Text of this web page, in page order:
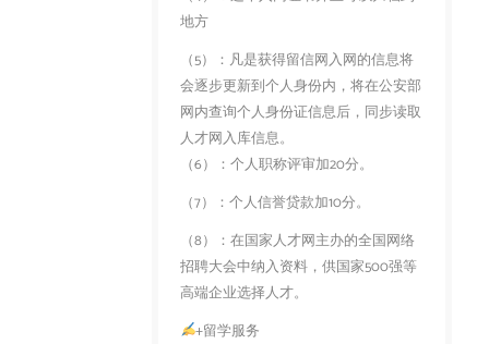
地方
（5）：凡是获得留信网入网的信息将
会逐步更新到个人身份内，将在公安部
网内查询个人身份证信息后，同步读取
人才网入库信息。
（6）：个人职称评审加20分。
（7）：个人信誉贷款加10分。
（8）：在国家人才网主办的全国网络
招聘大会中纳入资料，供国家500强等
高端企业选择人才。
+留学服务